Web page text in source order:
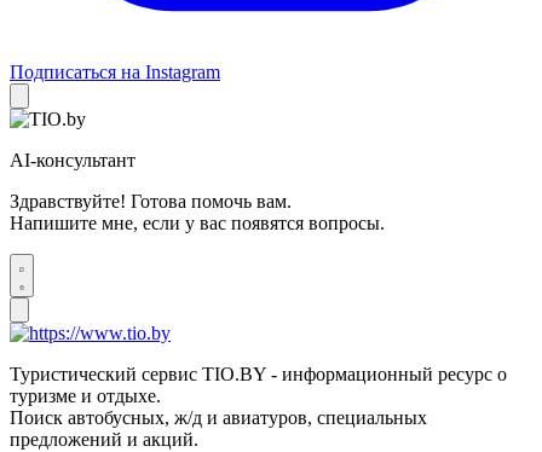
Подписаться на Instagram
AI-консультант
Здравствуйте! Готова помочь вам.
Напишите мне, если у вас появятся вопросы.
Туристический сервис TIO.BY - информационный ресурс о
туризме и отдыхе.
Поиск автобусных, ж/д и авиатуров, специальных
предложений и акций.